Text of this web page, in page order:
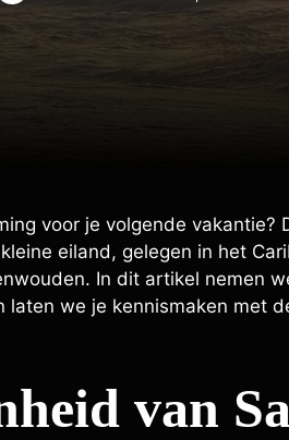
voor je volgende vakantie?
eiland, gelegen in het
In dit artikel nemen
we je kennismaken met
van